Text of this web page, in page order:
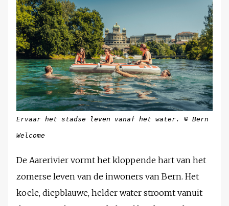
Ervaar het stadse leven vanaf het water. © Bern
Welcome
De Aarerivier vormt het kloppende hart van het
zomerse leven van de inwoners van Bern. Het
koele, diepblauwe, helder water stroomt vanuit